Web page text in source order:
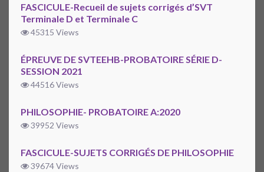
FASCICULE-Recueil de sujets corrigés d’SVT
Terminale D et Terminale C
45315 Views
ÉPREUVE DE SVTEEHB-PROBATOIRE SÉRIE D-
SESSION 2021
44516 Views
PHILOSOPHIE- PROBATOIRE A:2020
39952 Views
FASCICULE-SUJETS CORRIGÉS DE PHILOSOPHIE
39674 Views